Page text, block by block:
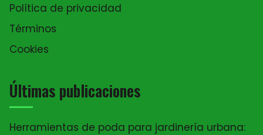
Política de privacidad
Términos
Cookies
Últimas publicaciones
Herramientas de poda para jardinería urbana: